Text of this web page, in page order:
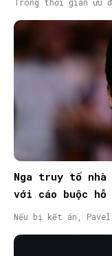
Nga truy tố nhà
với cáo buộc
nã quốc tế
Nếu bị kết án,